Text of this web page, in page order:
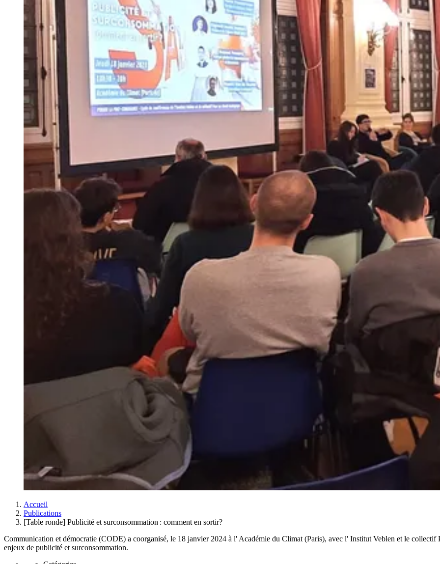
Accueil
Publications
[Table ronde] Publicité et surconsommation : comment en sortir?
Communication et démocratie (CODE) a coorganisé, le 18 janvier 2024 à l' Académie du Climat (Paris), avec l' Institut Veblen et le
enjeux de publicité et surconsommation.